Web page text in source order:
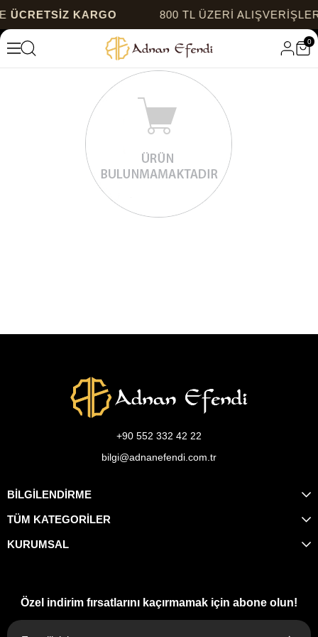
ÜCRETSİZ KARGO 800 TL ÜZERİ
0
+90 552 332 42 22
bilgi@adnanefendi.com.tr
BİLGİLENDİRME
TÜM KATEGORİLER
KURUMSAL
Özel indirim fırsatlarını kaçırmamak için abone olun!